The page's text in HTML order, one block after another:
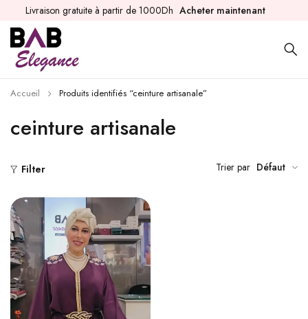
Livraison gratuite à partir de 1000Dh Acheter maintenant
ceinture artisanale
Accueil Produits identifiés “ceinture artisanale”
Filter Trier par Défaut